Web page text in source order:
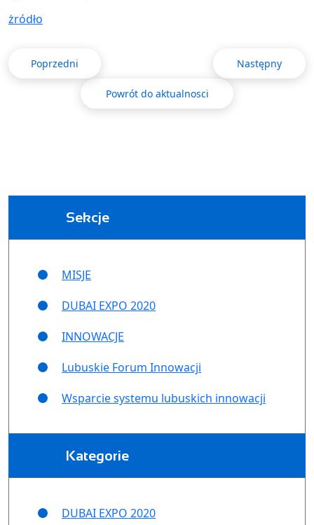
żródło
Poprzedni Następny
Powrót do aktualnosci
Sekcje
MISJE
DUBAI EXPO 2020
INNOWACJE
Lubuskie Forum Innowacji
Wsparcie systemu lubuskich innowacji
Kategorie
DUBAI EXPO 2020